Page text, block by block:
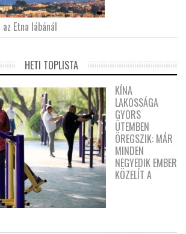
Etna lábánál
HETI TOPLISTA
KÍNA
LAKOSSÁGA
GYORS
ÜTEMBEN
ÖREGSZIK: MÁR
MINDEN
NEGYEDIK EMBER
KÖZELÍT A